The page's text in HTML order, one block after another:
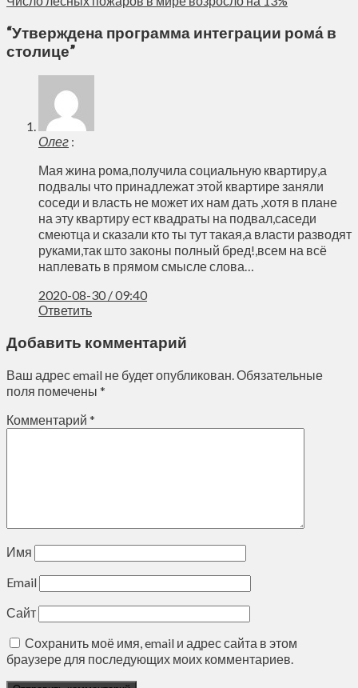
“Утверждена программа интеграции рома́ в
столице”
Олег :
Мая жина рома,получила социальную квартиру,а
подвалы что принадлежат этой квартире заняли
соседи и власть не может их нам дать ,хотя в плане
на эту квартиру ест квадраты на подвал,саседи
смеютца и сказали кто ты тут такая,а власти разводят
руками,так што законы полный бред!,всем на всё
наплевать в прямом смысле слова…
2020-08-30 / 09:40
Ответить
Добавить комментарий
Ваш адрес email не будет опубликован. Обязательные
поля помечены *
Комментарий *
Имя
Email
Сайт
Сохранить моё имя, email и адрес сайта в этом
браузере для последующих моих комментариев.